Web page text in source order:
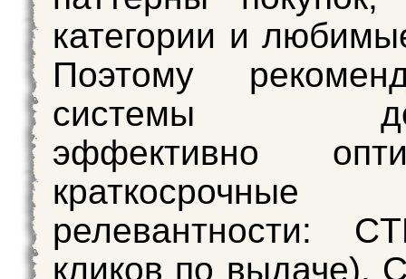
категории и
Поэтому
системы
эффективно
краткосрочные
релевантности:
кликов по выдаче),